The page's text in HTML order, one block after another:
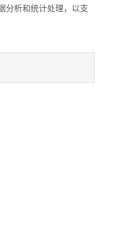
分析和统计处理，以支